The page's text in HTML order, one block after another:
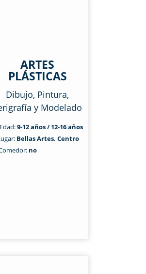
ARTES
PLÁSTICAS
Dibujo, Pintura,
y Modelado
Edad:9-12 años / 12-16 años
Bellas Artes. Centro
no